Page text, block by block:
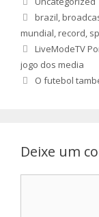
Etiquetas
brazil,
mundial,record,
LiveModeTV
jogo dos media
O futebol
Deixe um